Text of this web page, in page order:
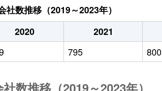
数推移（2019～2023年）
2020 2021
795 800